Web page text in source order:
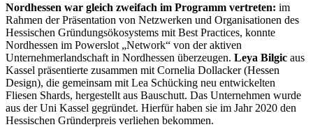
Nordhessen war gleich zweifach im Programm vertreten: im
Rahmen der Präsentation von Netzwerken und Organisationen des
Hessischen Gründungsökosystems mit Best Practices, konnte
Nordhessen im Powerslot „Network“ von der aktiven
Unternehmerlandschaft in Nordhessen überzeugen. Leya Bilgic aus
Kassel präsentierte zusammen mit Cornelia Dollacker (Hessen
Design), die gemeinsam mit Lea Schücking neu entwickelten
Fliesen Shards, hergestellt aus Bauschutt. Das Unternehmen wurde
aus der Uni Kassel gegründet. Hierfür haben sie im Jahr 2020 den
Hessischen Gründerpreis verliehen bekommen.